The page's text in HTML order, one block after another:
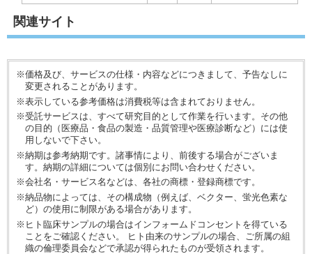
関連サイト
※価格及び、サービスの仕様・内容などにつきまして、予告なしに
変更されることがあります。
※表示している参考価格は消費税等は含まれておりません。
※受託サービスは、すべて研究目的として作業を行います。その他
の目的（医療品・食品の製造・品質管理や医療診断など）には使
用しないで下さい。
※納期は参考納期です。諸事情により、前後する場合がございま
す。納期の詳細については個別にお問い合わせください。
※会社名・サービス名などは、各社の商標・登録商標です。
※納品物によっては、その構成物（例えば、ベクター、蛍光色素な
ど）の使用に制限がある場合があります。
※ヒト臨床サンプルの場合はインフォームドコンセントを得ている
ことをご確認ください。 ヒト由来のサンプルの場合、ご所属の組
織の倫理委員会などで承認が得られたものが受領されます。